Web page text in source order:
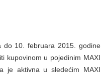
do 10. februara 2015. godine
kupovinom u pojedinim MAXI
je aktivna u sledećim MAXI